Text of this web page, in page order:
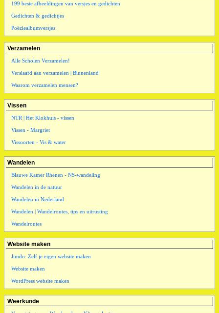
199 beste afbeeldingen van versjes en gedichten
Gedichten & gedichtjes
Poëziealbumversjes
Verzamelen
Alle Scholen Verzamelen!
Verslaafd aan verzamelen | Binnenland
Waarom verzamelen mensen?
Vissen
NTR | Het Klokhuis - vissen
Vissen - Margriet
Vissoorten - Vis & water
Wandelen
Blauwe Kamer Rhenen - NS-wandeling
Wandelen in de natuur
Wandelen in Nederland
Wandelen | Wandelroutes, tips en uitrusting
Wandelroutes
Website maken
Jimdo: Zelf je eigen website maken
Website maken
WordPress website maken
Weerkunde